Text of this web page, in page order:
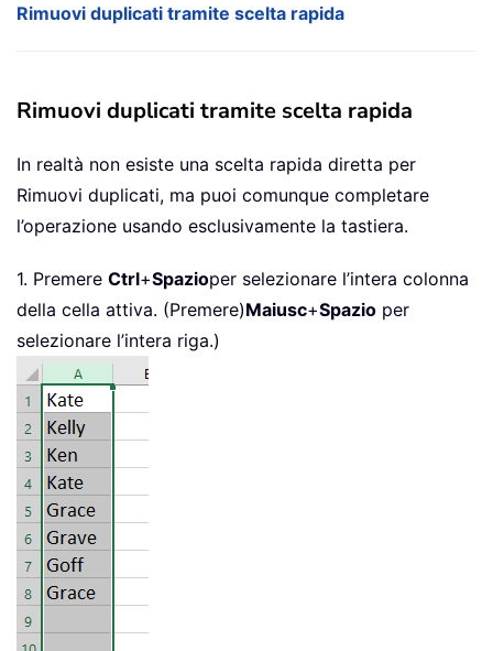
Rimuovi duplicati tramite scelta rapida
Rimuovi duplicati tramite scelta rapida
In realtà non esiste una scelta rapida diretta per
Rimuovi duplicati, ma puoi comunque completare
l’operazione usando esclusivamente la tastiera.
1. Premere Ctrl+Spazioper selezionare l’intera colonna
della cella attiva. (Premere)Maiusc+Spazio per
selezionare l’intera riga.)